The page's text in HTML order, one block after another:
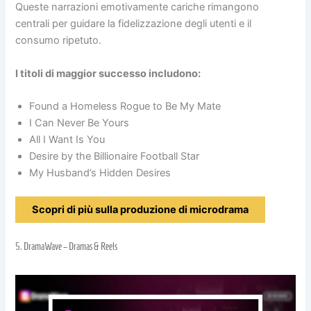
Queste narrazioni emotivamente cariche rimangono
centrali per guidare la fidelizzazione degli utenti e il
consumo ripetuto.
I titoli di maggior successo includono:
Found a Homeless Rogue to Be My Mate
I Can Never Be Yours
All I Want Is You
Desire by the Billionaire Football Star
My Husband’s Hidden Desires
Scopri di più sulla produzione di microdrama
5. DramaWave – Dramas & Reels